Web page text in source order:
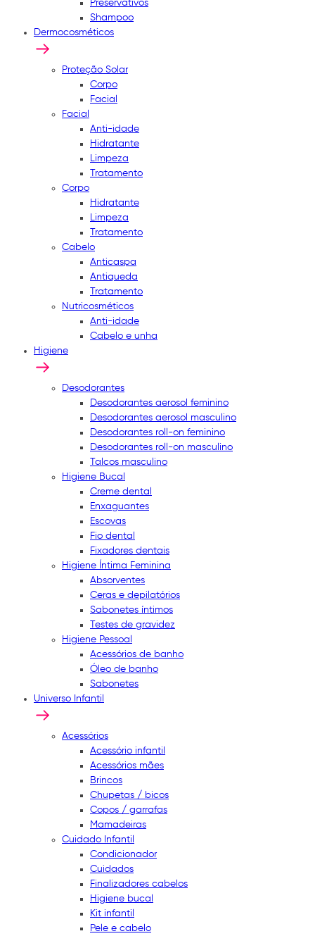
Preservativos
Shampoo
Dermocosméticos
Proteção Solar
Corpo
Facial
Facial
Anti-idade
Hidratante
Limpeza
Tratamento
Corpo
Hidratante
Limpeza
Tratamento
Cabelo
Anticaspa
Antiqueda
Tratamento
Nutricosméticos
Anti-idade
Cabelo e unha
Higiene
Desodorantes
Desodorantes aerosol feminino
Desodorantes aerosol masculino
Desodorantes roll-on feminino
Desodorantes roll-on masculino
Talcos masculino
Higiene Bucal
Creme dental
Enxaguantes
Escovas
Fio dental
Fixadores dentais
Higiene Íntima Feminina
Absorventes
Ceras e depilatórios
Sabonetes íntimos
Testes de gravidez
Higiene Pessoal
Acessórios de banho
Óleo de banho
Sabonetes
Universo Infantil
Acessórios
Acessório infantil
Acessórios mães
Brincos
Chupetas / bicos
Copos / garrafas
Mamadeiras
Cuidado Infantil
Condicionador
Cuidados
Finalizadores cabelos
Higiene bucal
Kit infantil
Pele e cabelo